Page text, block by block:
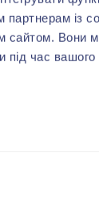
із
сайтом. Вони
під час вашого